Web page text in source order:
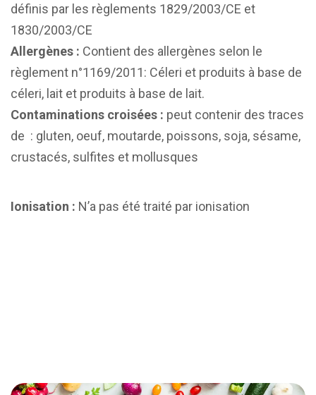
définis par les règlements 1829/2003/CE et
1830/2003/CE
Allergènes : Contient des allergènes selon le
règlement n°1169/2011: Céleri et produits à base de
céleri, lait et produits à base de lait.
Contaminations croisées : peut contenir des traces
de : gluten, oeuf, moutarde, poissons, soja, sésame,
crustacés, sulfites et mollusques
Ionisation : N’a pas été traité par ionisation